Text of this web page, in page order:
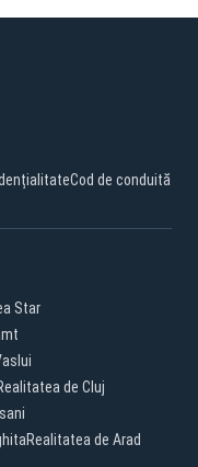
Cod de conduită
Star
de Cluj
Realitatea de Arad